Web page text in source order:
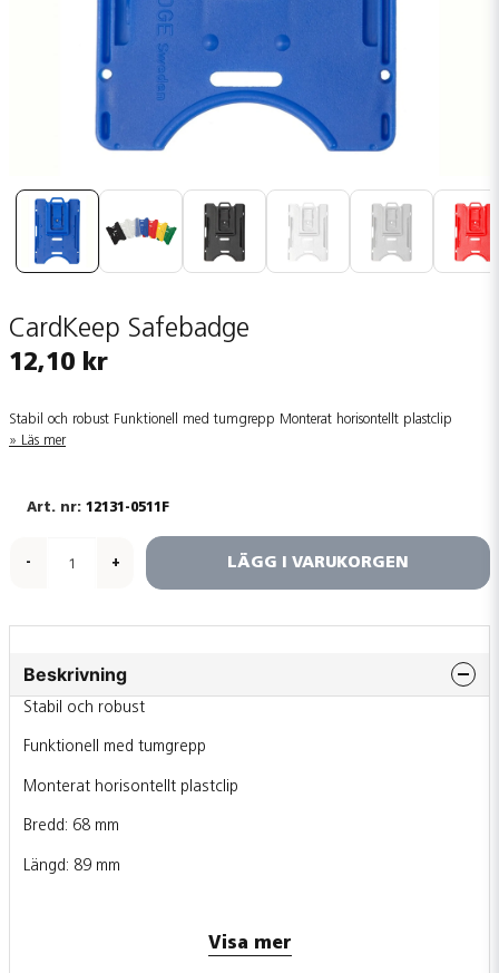
CardKeep Safebadge
12,10 kr
Stabil och robust Funktionell med tumgrepp Monterat horisontellt plastclip
Läs mer
12131-0511F
- + LÄGG I VARUKORGEN
Beskrivning
Stabil och robust
Funktionell med tumgrepp
Monterat horisontellt plastclip
Bredd: 68 mm
Längd: 89 mm
Visa mer